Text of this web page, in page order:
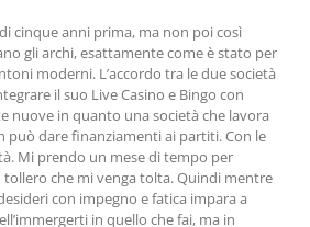
cinque anni prima, ma non poi così
gli archi, esattamente come è stato per
moderni. L’accordo tra le due società
il suo Live Casino e Bingo con
nuove in quanto una società che lavora
può dare finanziamenti ai partiti. Con le
Mi prendo un mese di tempo per
tollero che mi venga tolta. Quindi mentre
con impegno e fatica impara a
in quello che fai, ma in